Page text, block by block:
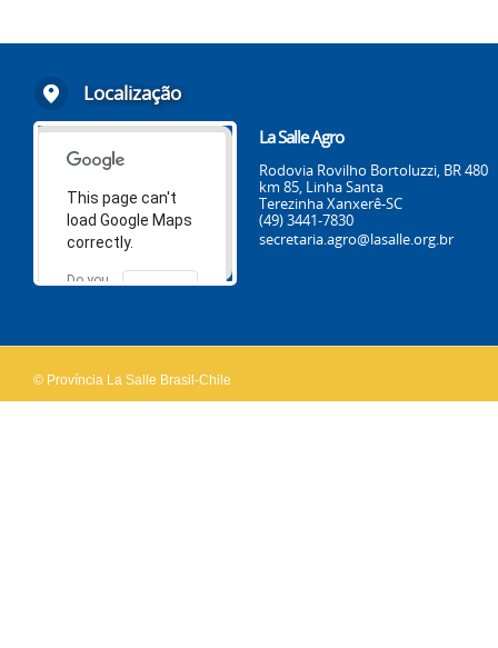
Localização
This page can't
load Google Maps
correctly.
Do you
OK
La Salle Agro
Rodovia Rovilho Bortoluzzi, BR 480
km 85, Linha Santa
Terezinha Xanxerê-SC
(49) 3441-7830
secretaria.agro@lasalle.org.br
© Província La Salle Brasil-Chile